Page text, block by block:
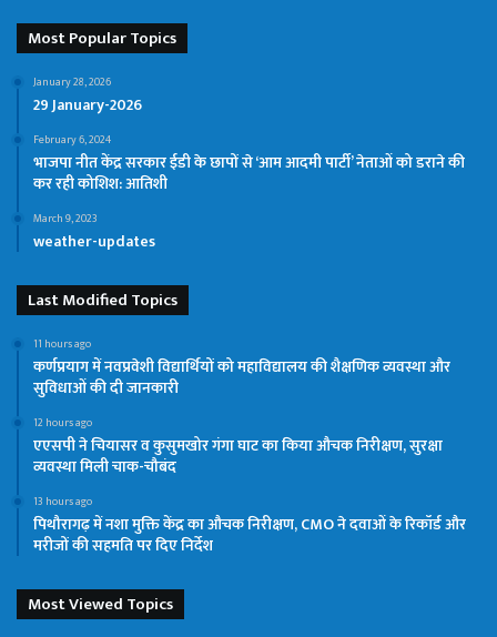
Most Popular Topics
January 28, 2026
29 January-2026
February 6, 2024
भाजपा नीत केंद्र सरकार ईडी के छापों से ‘आम आदमी पार्टी’ नेताओं को डराने की
कर रही कोशिश: आतिशी
March 9, 2023
weather-updates
Last Modified Topics
11 hours ago
कर्णप्रयाग में नवप्रवेशी विद्यार्थियों को महाविद्यालय की शैक्षणिक व्यवस्था और
सुविधाओं की दी जानकारी
12 hours ago
एएसपी ने चियासर व कुसुमखोर गंगा घाट का किया औचक निरीक्षण, सुरक्षा
व्यवस्था मिली चाक-चौबंद
13 hours ago
पिथौरागढ़ में नशा मुक्ति केंद्र का औचक निरीक्षण, CMO ने दवाओं के रिकॉर्ड और
मरीजों की सहमति पर दिए निर्देश
Most Viewed Topics